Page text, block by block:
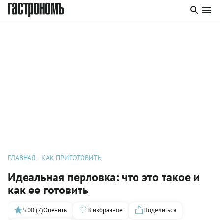
ГЛАВНАЯ КАК ПРИГОТОВИТЬ
Идеальная перловка: что это такое и
как ее готовить
5.00 (7)Оценить В избранное
Поделиться